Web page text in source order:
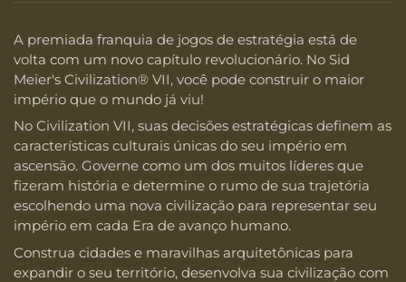
A premiada franquia de jogos de estratégia está de
volta com um novo capítulo revolucionário. No Sid
Meier's Civilization® VII, você pode construir o maior
império que o mundo já viu!
No Civilization VII, suas decisões estratégicas definem as
características culturais únicas do seu império em
ascensão. Governe como um dos muitos líderes que
fizeram história e determine o rumo de sua trajetória
escolhendo uma nova civilização para representar seu
império em cada Era de avanço humano.
Construa cidades e maravilhas arquitetônicas para
expandir o seu território, desenvolva sua civilização com